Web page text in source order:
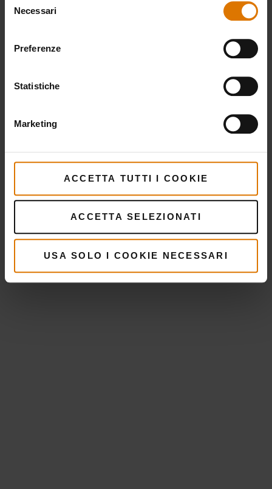
delNecessari
Preferenze
Statistiche
Marketing
ACCETTA TUTTI I COOKIE
ACCETTA SELEZIONATI
USA SOLO I COOKIE NECESSARI
raccomandati